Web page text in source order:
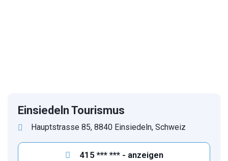
Einsiedeln Tourismus
Hauptstrasse 85, 8840 Einsiedeln, Schweiz
415 *** *** - anzeigen